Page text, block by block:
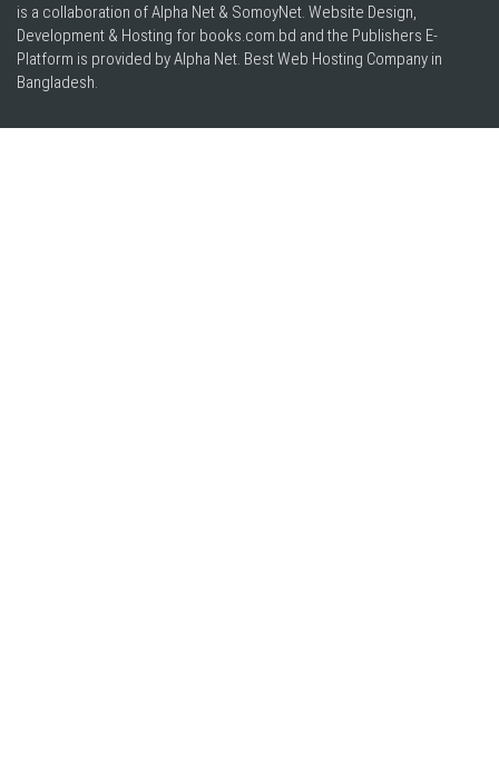
is a collaboration of Alpha Net & SomoyNet. Website Design,
Development & Hosting for books.com.bd and the Publishers E-
Platform is provided by Alpha Net. BestWeb Hosting Company in
Bangladesh.